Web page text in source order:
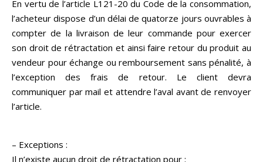
En vertu de l’article L121-20 du Code de la consommation,
l’acheteur dispose d’un délai de quatorze jours ouvrables à
compter de la livraison de leur commande pour exercer
son droit de rétractation et ainsi faire retour du produit au
vendeur pour échange ou remboursement sans pénalité, à
l’exception des frais de retour. Le client devra
communiquer par mail et attendre l’aval avant de renvoyer
l’article.
– Exceptions :
Il n’existe aucun droit de rétractation pour :